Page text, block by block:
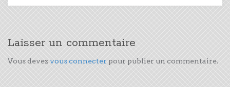
Laisser un commentaire
Vous devez vous connecter pour publier un commentaire.